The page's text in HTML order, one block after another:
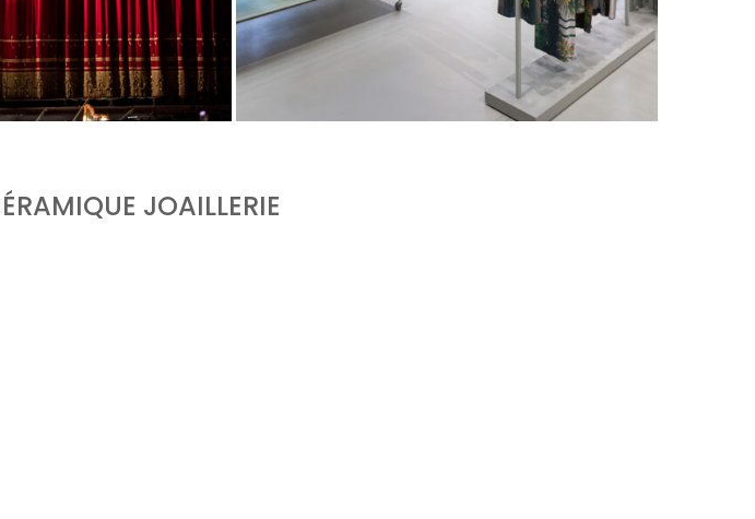
L’OPÉRA COMME ART
Iakovou
ISSEY MIYAKE AU 45 MADISON AVENUE : LE
PLI COMME PRINCIPE ARCHITECTURAL
Pascal Iakovou
JOAILLERIE